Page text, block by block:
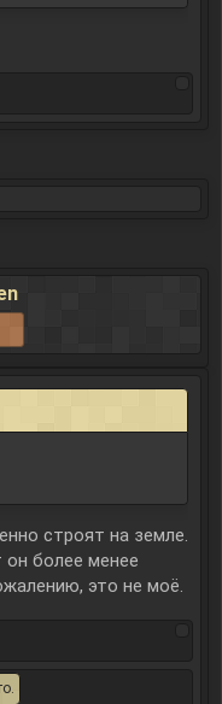
строят на земле.
он более менее
это не моё.